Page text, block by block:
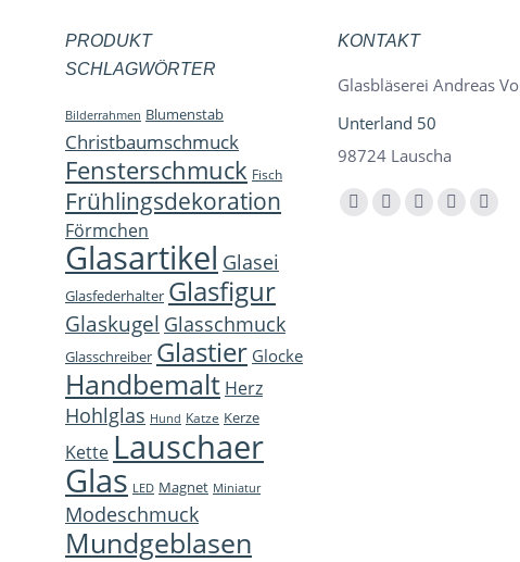
PRODUKT
SCHLAGWÖRTER
Bilderrahmen Blumenstab
Christbaumschmuck
Fensterschmuck Fisch
Frühlingsdekoration
Förmchen
Glasartikel Glasei
Glasfederhalter Glasfigur
Glaskugel Glasschmuck
Glasschreiber Glastier Glocke
Handbemalt Herz
Hohlglas Hund Katze Kerze
Kette Lauschaer
Glas LED Magnet Miniatur
Modeschmuck
Mundgeblasen
KONTAKT
Glasbläserei Andreas
Unterland 50
98724 Lauscha
Finden Sie uns auf:
Facebook
YouTubeInstagram
E-